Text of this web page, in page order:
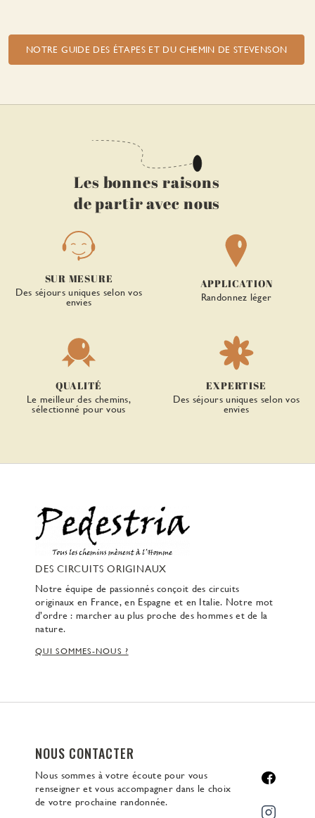
NOTRE GUIDE DES ÉTAPES ET DU CHEMIN DE STEVENSON
Les bonnes raisons
de partir avec nous
SUR MESURE
Des séjours uniques selon vos
envies
APPLICATION
Randonnez léger
QUALITÉ
Le meilleur des chemins,
sélectionné pour vous
EXPERTISE
Des séjours uniques selon vos
envies
DES CIRCUITS ORIGINAUX
Notre équipe de passionnés conçoit des circuits
originaux en France, en Espagne et en Italie. Notre mot
d’ordre : marcher au plus proche des hommes et de la
nature.
QUI SOMMES-NOUS ?
NOUS CONTACTER
Nous sommes à votre écoute pour vous
renseigner et vous accompagner dans le choix
de votre prochaine randonnée.